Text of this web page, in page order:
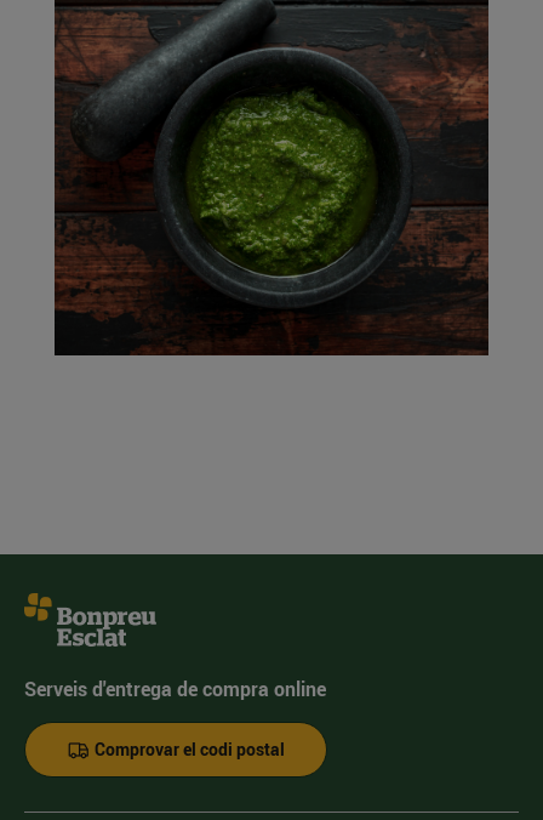
Serveis d'entrega de compra online
Comprovar el codi postal